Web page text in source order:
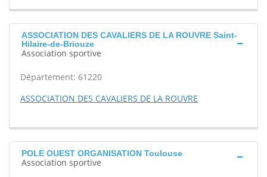
ASSOCIATION DES CAVALIERS DE LA ROUVRE Saint-
Hilaire-de-Briouze
Association sportive
Département: 61220
ASSOCIATION DES CAVALIERS DE LA ROUVRE
POLE OUEST ORGANISATION Toulouse
Association sportive